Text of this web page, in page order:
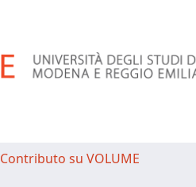
Contributo su VOLUME